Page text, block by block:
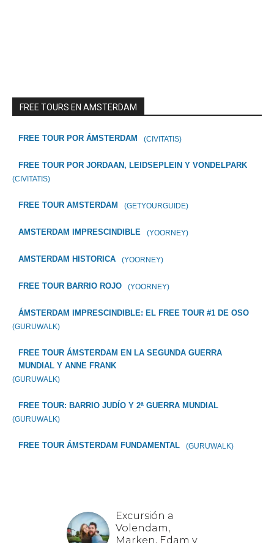
FREE TOURS EN AMSTERDAM
FREE TOUR POR ÁMSTERDAM (CIVITATIS)
FREE TOUR POR JORDAAN, LEIDSEPLEIN Y VONDELPARK
(CIVITATIS)
FREE TOUR AMSTERDAM (GETYOURGUIDE)
AMSTERDAM IMPRESCINDIBLE (YOORNEY)
AMSTERDAM HISTORICA (YOORNEY)
FREE TOUR BARRIO ROJO (YOORNEY)
ÁMSTERDAM IMPRESCINDIBLE: EL FREE TOUR #1 DE OSO
(GURUWALK)
FREE TOUR ÁMSTERDAM EN LA SEGUNDA GUERRA
MUNDIAL Y ANNE FRANK
(GURUWALK)
FREE TOUR: BARRIO JUDÍO Y 2ª GUERRA MUNDIAL
(GURUWALK)
FREE TOUR ÁMSTERDAM FUNDAMENTAL (GURUWALK)